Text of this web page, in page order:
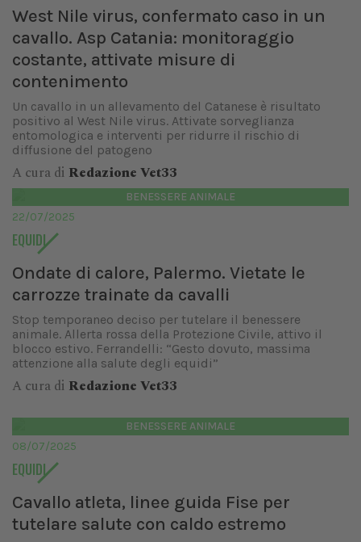
West Nile virus, confermato caso in un
cavallo. Asp Catania: monitoraggio
costante, attivate misure di
contenimento
Un cavallo in un allevamento del Catanese è risultato
positivo al West Nile virus. Attivate sorveglianza
entomologica e interventi per ridurre il rischio di
diffusione del patogeno
A cura di Redazione Vet33
BENESSERE ANIMALE
22/07/2025
EQUIDI
Ondate di calore, Palermo. Vietate le
carrozze trainate da cavalli
Stop temporaneo deciso per tutelare il benessere
animale. Allerta rossa della Protezione Civile, attivo il
blocco estivo. Ferrandelli: “Gesto dovuto, massima
attenzione alla salute degli equidi”
A cura di Redazione Vet33
BENESSERE ANIMALE
08/07/2025
EQUIDI
Cavallo atleta, linee guida Fise per
tutelare salute con caldo estremo